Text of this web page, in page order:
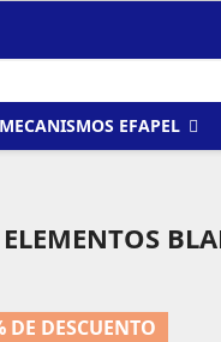
MECANISMOS EFAPEL
DE DESCUENTO